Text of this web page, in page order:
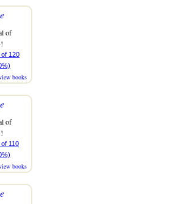
of
of 120
books
of
of 110
books